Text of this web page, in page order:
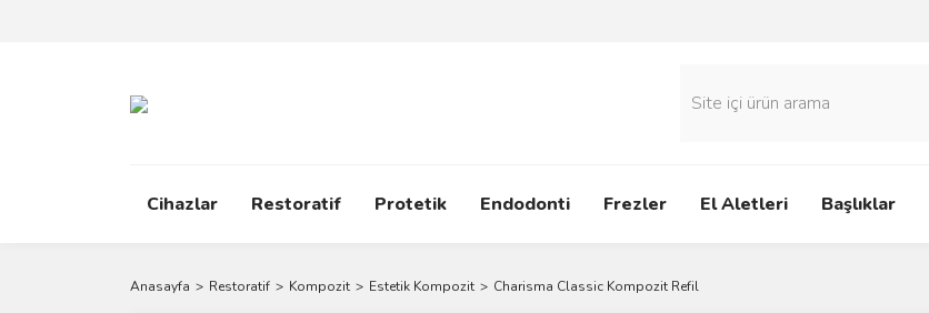
Cihazlar Restoratif Protetik Endodonti Frezler El Aletleri Başlıklar
Anasayfa Restoratif Kompozit Estetik Kompozit Charisma Classic Kompozit Refil